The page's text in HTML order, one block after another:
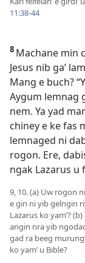
11:38-44
8 Machane min
Jesus nib ga’
Mang e buch?
Aygum lemnag
nem. Ya yad
chiney e ke fas
lemnaged ni
rogon. Ere,
ngak Lazarus u
9, 10. (a) Uw rogon
e gin ni yib gelngin
Lazarus ko yam’?
angin nra yib
gad ra beeg
ko yam’ u Bible?